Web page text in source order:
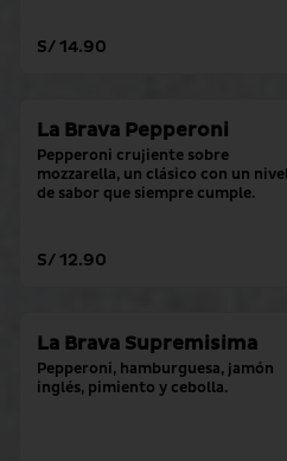
S/ 14.90
La Brava Pepperoni
Pepperoni crujiente sobre
mozzarella, un clásico con un
de sabor que siempre cumple.
S/ 12.90
La Brava Supremisima
Pepperoni, hamburguesa, jamón
inglés, pimiento y cebolla.